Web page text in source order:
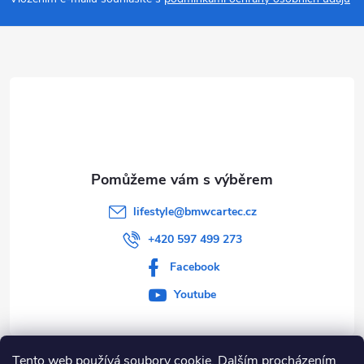
a
lifestyle@bmwcartec.cz
+420 597 499 273
Facebook
Youtube